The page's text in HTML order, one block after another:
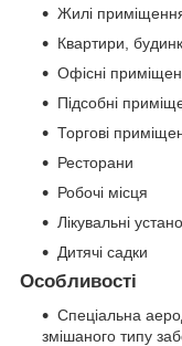
Жилі
Квартири,
Офісні
Підсобні
Торгові
Ресторани
Робочі місця
Лікувальні
Дитячі садки
Особливості
Спеціальна
змішаного типу